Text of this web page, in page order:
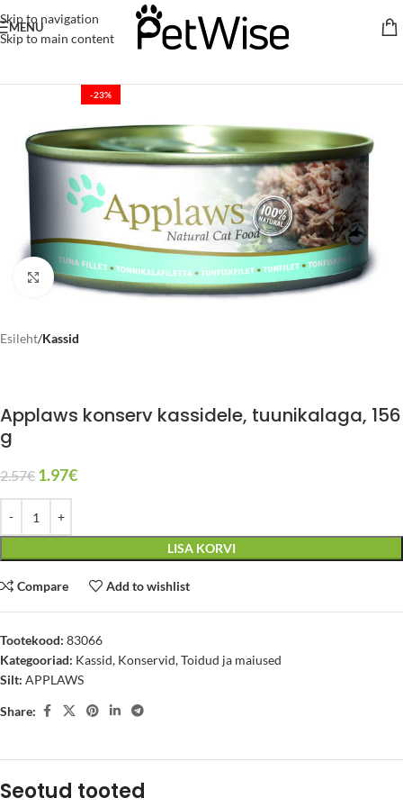
Skip to navigation
Skip to main content
MENU
-23%
Click to enlarge
Esileht Kassid
Applaws konserv kassidele, tuunikalaga, 156
g
2.57€ 1.97€
LISA KORVI
Compare Add to wishlist
Tootekood: 83066
Kategooriad: Kassid, Konservid,Toidud ja maiused
Silt: APPLAWS
Share:
Seotud tooted